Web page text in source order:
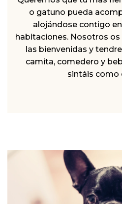
o gatuno pueda
alojándose contigo
habitaciones. Nosotros
las bienvenidas y
camita, comedero y
sintáis como